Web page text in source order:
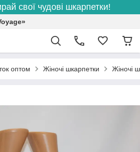
свої чудові шкарпетки!
оптом Жіночі шкарпетки Жіночі